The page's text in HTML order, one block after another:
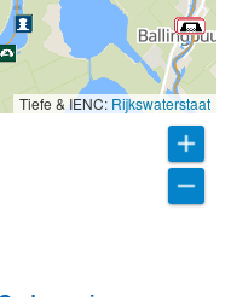
Tiefe & IENC: Rijkswaterstaat